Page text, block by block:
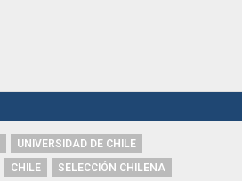
UNIVERSIDAD DE CHILE
CHILE
SELECCIÓN CHILENA